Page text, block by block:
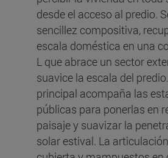
desde el acceso al predio.
sencillez compositiva,
escala doméstica en una
L que abrace un sector
suavice la escala del
principal acompaña las
públicas para ponerlas en
paisaje y suavizar la
solar estival. La